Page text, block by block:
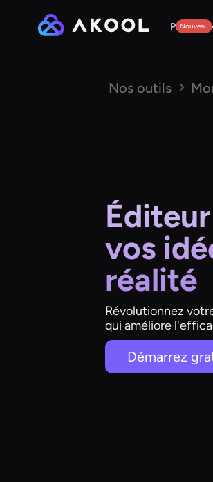
Produits
Nouveau
Nos outils
vos
réalité
Révolutionnez
qui améliore
Démarrez